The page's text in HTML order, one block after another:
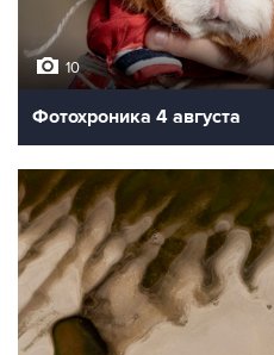
10
Фотохроника 4 августа